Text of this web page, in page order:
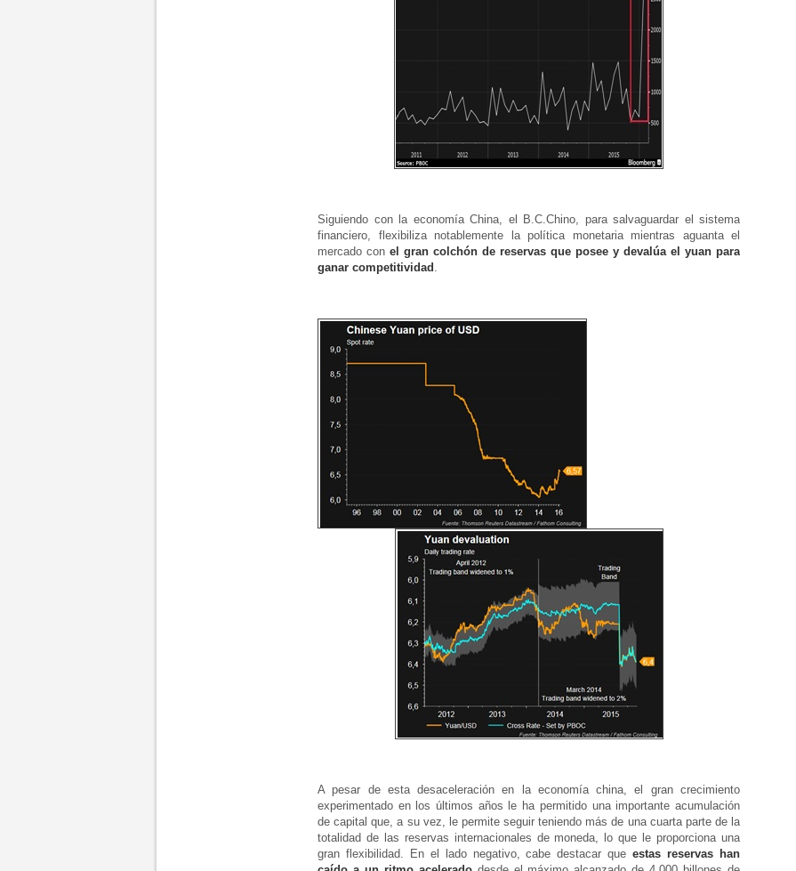
Siguiendo con la economía China, el B.C.Chino, para salvaguardar el sistema
financiero, flexibiliza notablemente la política monetaria mientras aguanta el
mercado con el gran colchón de reservas que posee y devalúa el yuan para
ganar competitividad .
A pesar de esta desaceleración en la economía china, el gran crecimiento
experimentado en los últimos años le ha permitido una importante acumulación
de capital que, a su vez, le permite seguir teniendo más de una cuarta parte de la
totalidad de las reservas internacionales de moneda, lo que le proporciona una
gran flexibilidad. En el lado negativo, cabe destacar queestas reservas han